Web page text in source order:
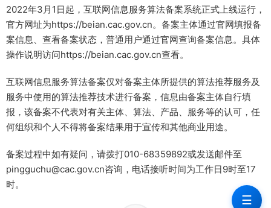
2022年3月1日起，互联网信息服务算法备案系统正式上线运行，
官方网址为https://beian.cac.gov.cn。备案主体通过官网填报备
案信息、查看备案状态，普通用户通过官网查询备案信息。具体
操作说明访问https://beian.cac.gov.cn查看。
互联网信息服务算法备案仅对备案主体所提供的算法推荐服务及
服务中使用的算法推荐技术进行备案，信息由备案主体自行填
报，该备案不代表对有关主体、算法、产品、服务等的认可，任
何组织和个人不得将备案结果用于宣传和其他商业用途。
备案过程中如有疑问，请拨打010-68359892或发送邮件至
pingguchu@cac.gov.cn咨询，电话接听时间为工作日9时至17
时。
☰